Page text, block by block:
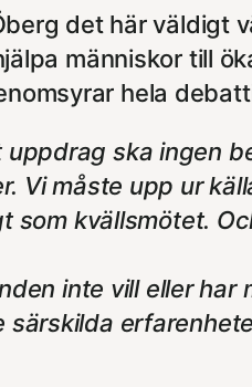
det här väldigt
människor till
hela
ska ingen
Vi måste upp ur
som kvällsmötet.
inte vill eller